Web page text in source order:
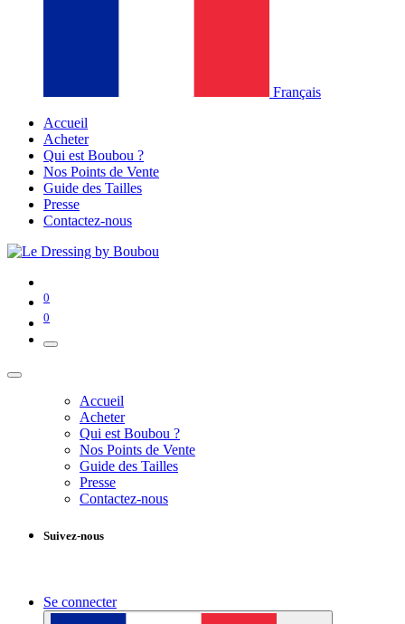
Français
Accueil
Acheter
Qui est Boubou ?
Nos Points de Vente
Guide des Tailles
Presse
Contactez-nous
0
0
Accueil
Acheter
Qui est Boubou ?
Nos Points de Vente
Guide des Tailles
Presse
Contactez-nous
Suivez-nous
Se connecter